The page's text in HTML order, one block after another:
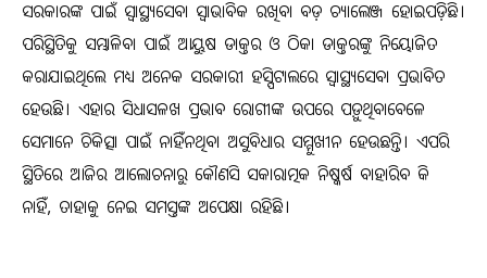
ସରକାରଙ୍କ ପାଇଁ ସ୍ୱାସ୍ଥ୍ୟସେବା ସ୍ୱାଭାବିକ ରଖିବା ବଡ଼ ଚ୍ୟାଲେଞ୍ଜ ହୋଇପଡ଼ିଛି।
ପରିସ୍ଥିତିକୁ ସମ୍ଭାଳିବା ପାଇଁ ଆୟୁଷ ଡାକ୍ତର ଓ ଠିକା ଡାକ୍ତରଙ୍କୁ ନିୟୋଜିତ
କରାଯାଇଥିଲେ ମଧ୍ୟ ଅନେକ ସରକାରୀ ହସ୍ପିଟାଲରେ ସ୍ୱାସ୍ଥ୍ୟସେବା ପ୍ରଭାବିତ
ହେଉଛି। ଏହାର ସିଧାସଳଖ ପ୍ରଭାବ ରୋଗୀଙ୍କ ଉପରେ ପଡ଼ୁଥିବାବେଳେ
ସେମାନେ ଚିକିତ୍ସା ପାଇଁ ନାହିଁନଥିବା ଅସୁବିଧାର ସମ୍ମୁଖୀନ ହେଉଛନ୍ତି। ଏପରି
ସ୍ଥିତିରେ ଆଜିର ଆଲୋଚନାରୁ କୌଣସି ସକାରାତ୍ମକ ନିଷ୍କର୍ଷ ବାହାରିବ କି
ନାହିଁ, ତାହାକୁ ନେଇ ସମସ୍ତଙ୍କ ଅପେକ୍ଷା ରହିଛି।